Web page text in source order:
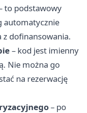
to podstawowy
automatycznie
dofinansowania.
– kod jest imienny
Nie można go
na rezerwację
– po